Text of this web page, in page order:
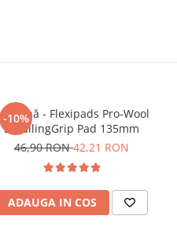
Piele
-10%lână - Flexipads Pro-Wool
DetailingGrip Pad 135mm
46,90 RON42,21 RON
ADAUGA IN COS